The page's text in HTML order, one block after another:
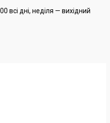
всі дні, неділя — вихідний